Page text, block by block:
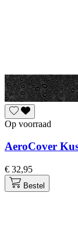
Op voorraad
AeroCover
€ 32,95
Bestel